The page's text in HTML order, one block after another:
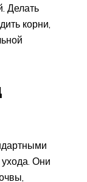
Делать
корни,
Они